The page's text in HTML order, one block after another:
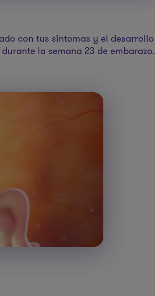
con tus síntomas y el desarrollo
la semana 23 de embarazo.